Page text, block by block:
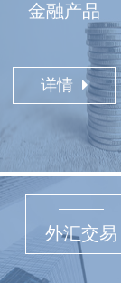
金融产品
详情
外汇交易